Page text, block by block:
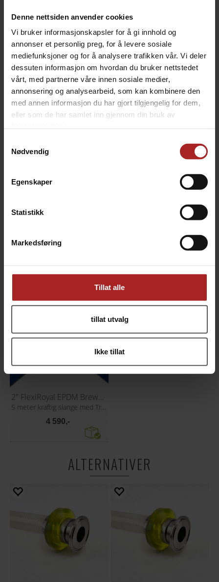
Denne nettsiden anvender cookies
Vi bruker informasjonskapsler for å gi innhold og
annonser et personlig preg, for å levere sosiale
mediefunksjoner og for å analysere trafikken vår. Vi deler
dessuten informasjon om hvordan du bruker nettstedet
vårt, med partnerne våre innen sosiale medier,
annonsering og analysearbeid, som kan kombinere den
med annen informasjon du har gjort tilgjengelig for dem,
eller som de har samlet inn gjennom din bruk av
Nødvendig
Egenskaper
Statistikk
Markedsføring
Tillat alle
tillat utvalg
Ikke tillat
For å montere gummibeskyttelsen over kragen
anbefales det å legge den i kokende vann i noen
minutter for å myke opp gummien. Dette gjør det
enklere å strekke den over Tri-Clamp flensen.
TEKNISK INFO
TILBEHØR
3 meter kraftig slange med Tri-Clamp
2" FlexiRoyal EPDM Brewery Hose
5 meter kraftig slange med Tri-Clamp
4 590,-
ALTERNATIVER